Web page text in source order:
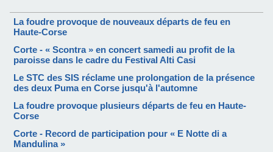
La foudre provoque de nouveaux départs de feu en
Haute-Corse
Corte - « Scontra » en concert samedi au profit de la
paroisse dans le cadre du Festival Alti Casi
Le STC des SIS réclame une prolongation de la présence
des deux Puma en Corse jusqu'à l'automne
La foudre provoque plusieurs départs de feu en Haute-
Corse
Corte - Record de participation pour « E Notte di a
Mandulina »